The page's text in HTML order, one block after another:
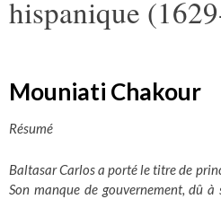
hispanique
Mouniati Chakour
Résumé
Baltasar Carlos a porté le titre de
Son manque de gouvernement, dû